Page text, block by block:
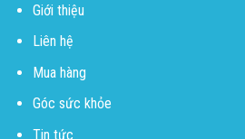
Giới thiệu
Liên hệ
Mua hàng
Góc sức khỏe
Tin tức